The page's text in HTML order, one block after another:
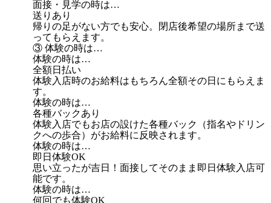
面接・見学の時は…
送りあり
帰りの足がない方でも安心。閉店後希望の場所まで送
ってもらえます。
③ 体験の時は…
体験の時は…
全額日払い
体験入店時のお給料はもちろん全額その日にもらえま
す。
体験の時は…
各種バックあり
体験入店でもお店の設けた各種バック（指名やドリン
クへの歩合）がお給料に反映されます。
体験の時は…
即日体験OK
思い立ったが吉日！面接してそのまま即日体験入店可
能です。
体験の時は…
何回でも体験OK